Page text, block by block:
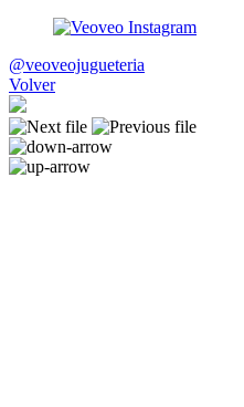
@veoveojugueteria
Volver